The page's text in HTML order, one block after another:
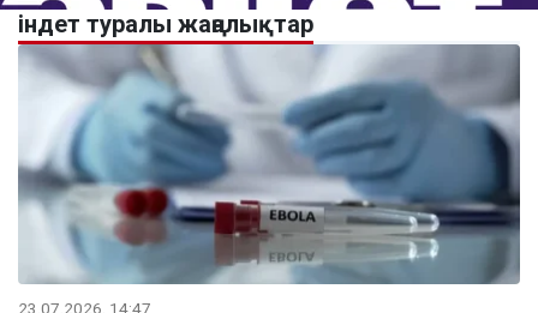
індет туралы жаңалықтар
23.07.2026, 14:47